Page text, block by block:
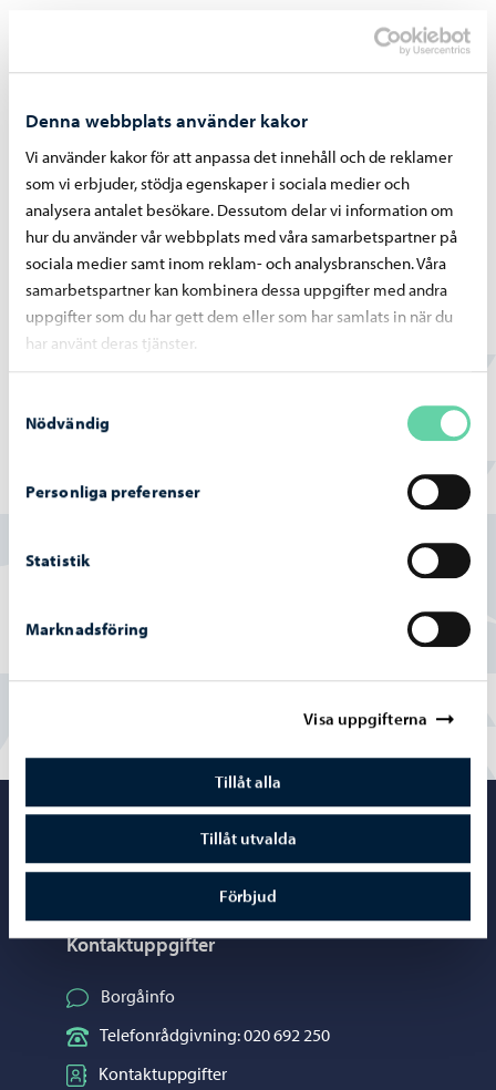
Denna webbplats använder kakor
Vi använder kakor för att anpassa det innehåll och de reklamer
som vi erbjuder, stödja egenskaper i sociala medier och
analysera antalet besökare. Dessutom delar vi information om
hur du använder vår webbplats med våra samarbetspartner på
sociala medier samt inom reklam- och analysbranschen. Våra
samarbetspartner kan kombinera dessa uppgifter med andra
uppgifter som du har gett dem eller som har samlats in när du
har använt deras tjänster.
Nödvändig
Personliga preferenser
Statistik
Marknadsföring
Visa uppgifterna
Tillåt alla
Tillåt utvalda
Förbjud
Det är viktigt att upprätthålla goda förhållanden till
kolleger och ofta ge god feedback, så att arbetet förblir på
mitt arbete när jag kan lära något från mina kolleger och
vice versa.
Arbetets flexibilitet och möjligheten att jobba på distans är
bra saker. Jag bor i Helsingfors men behöver inte använda
en bil för att komma till arbetsplatsen, vilket också är ett
miljövänligt alternativ.
Hittade du vad du sökte?
Kontaktuppgifter
Borgåinfo
Telefonrådgivning: 020 692 250
Kontaktuppgifter